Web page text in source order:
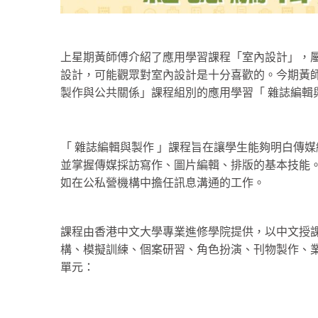
上星期黃師傅介紹了應用學習課程「室內設計」
設計，可能觀眾對室內設計是十分喜歡的。今期
製作與公共關係」課程組別的應用學習「 雜誌編輯
「 雜誌編輯與製作 」課程旨在讓學生能夠明白傳
並掌握傳媒採訪寫作、圖片編輯、排版的基本技
如在公私營機構中擔任訊息溝通的工作。
課程由香港中文大學專業進修學院提供，以中文
構、模擬訓練、個案研習、角色扮演、刊物製作
單元：